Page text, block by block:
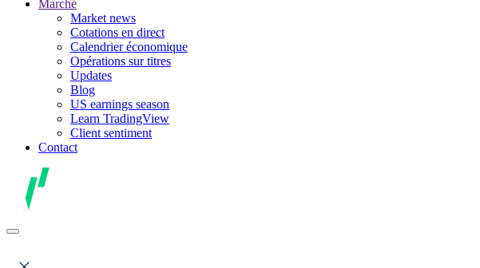
Marché
Market news
Cotations en direct
Calendrier économique
Opérations sur titres
Updates
Blog
US earnings season
Learn TradingView
Client sentiment
Contact